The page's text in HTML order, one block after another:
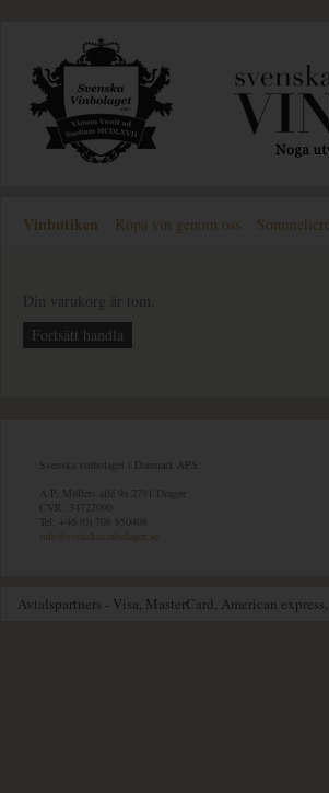
Vinbutiken Köpa vin genom oss
Din varukorg är tom.
Fortsätt handla
Svenska vinbolaget i Danmark APS:
A.P. Møllers allé 9a 2791 Dragør
CVR: 34727090
Tel: +46 (0) 708 850408
info@svenskavinbolaget.se
Avtalspartners - Visa, MasterCard, American